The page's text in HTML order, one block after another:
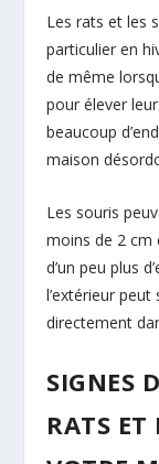
Les rats et les
particulier en
de même
pour élever
beaucoup
maison
Les souris
moins de 2 cm
d’un peu plus
l’extérieur
directement
SIGNES
RATS ET